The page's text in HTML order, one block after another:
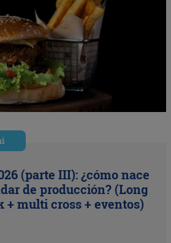
(parte III): ¿cómo nace
de producción? (Long
+ multi cross + eventos)